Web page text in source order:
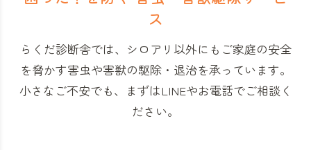
ス
らくだ診断舎では、シロアリ以外にもご家庭の安全
を脅かす害虫や害獣の駆除・退治を承っています。
小さなご不安でも、まずはLINEやお電話でご相談く
ださい。